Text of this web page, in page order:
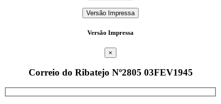
Versão Impressa
Versão Impressa
×
Correio do Ribatejo Nº2805 03FEV1945